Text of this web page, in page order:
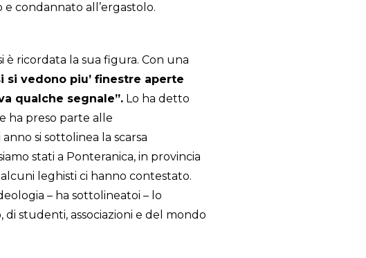
condannato all’ergastolo.
è ricordata la sua figura. Con una
si vedono piu’ finestre aperte
qualche segnale”. Lo ha detto
ha preso parte alle
si sottolinea la scarsa
stati a Ponteranica, in provincia
leghisti ci hanno contestato.
– ha sottolineatoi – lo
di studenti, associazioni e del mondo